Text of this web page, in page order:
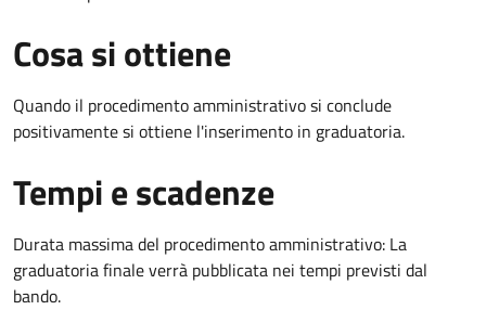
Cosa si ottiene
Quando il procedimento amministrativo si conclude
positivamente si ottiene l'inserimento in graduatoria.
Tempi e scadenze
Durata massima del procedimento amministrativo: La
graduatoria finale verrà pubblicata nei tempi previsti dal
bando.